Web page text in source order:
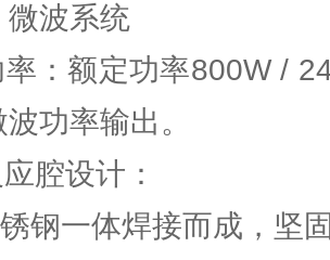
微波系统
：额定功率800W /
功率输出。
腔设计：
钢一体焊接而成，坚